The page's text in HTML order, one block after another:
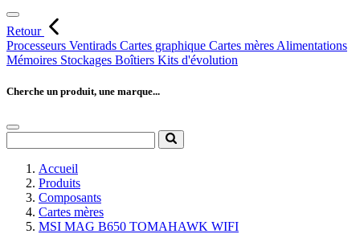
Retour
Processeurs Ventirads Cartes graphique Cartes mères Alimentations
Mémoires Stockages Boîtiers Kits d'évolution
Cherche un produit, une marque...
Accueil
Produits
Composants
Cartes mères
MSI MAG B650 TOMAHAWK WIFI